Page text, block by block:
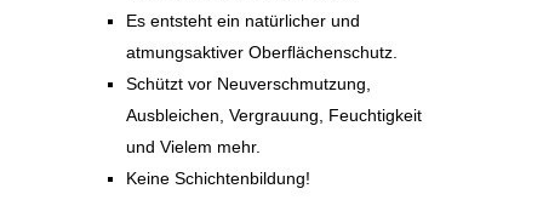
Es entsteht ein natürlicher und
atmungsaktiver Oberﬂächenschutz.
Schützt vor Neuverschmutzung,
Ausbleichen, Vergrauung, Feuchtigkeit
und Vielem mehr.
Keine Schichtenbildung!